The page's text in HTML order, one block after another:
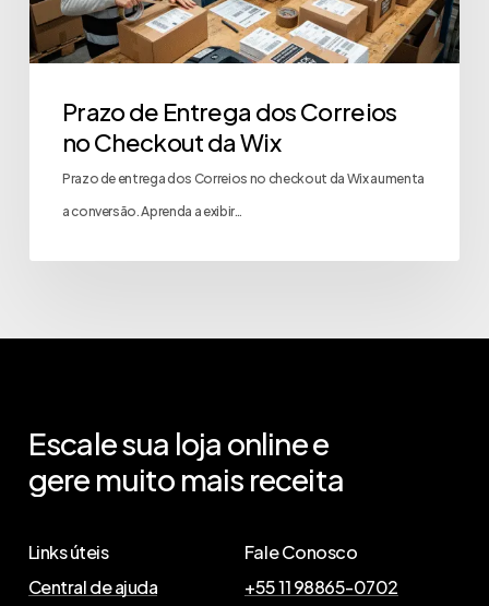
Prazo de Entrega dos Correios
no Checkout da Wix
Prazo de entrega dos Correios no checkout da Wix aumenta
a conversão. Aprenda a exibir…
Escalesua loja onlinee
gere muito mais receita
Links úteis
Central de ajuda
Fale Conosco
+55 11 98865-0702